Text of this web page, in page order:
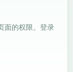
面的权限。登录